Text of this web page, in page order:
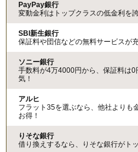
PayPay銀行
変動金利はトップクラスの低金利を
SBI新生銀行
保証料や団信などの無料サービスが充
ソニー銀行
手数料が4万4000円から、保証料は
気！
アルヒ
フラット35を選ぶなら、他社よりも
お得！
りそな銀行
借り換えするなら、りそな銀行がト